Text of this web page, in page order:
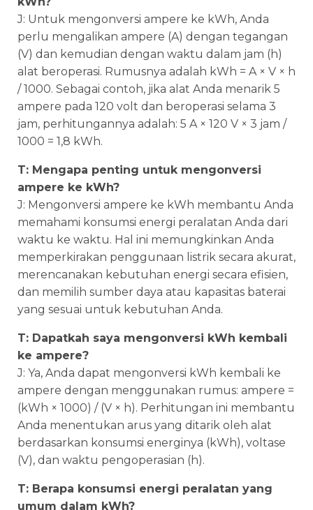
J: Untuk mengonversi ampere ke kWh, Anda
perlu mengalikan ampere (A) dengan tegangan
(V) dan kemudian dengan waktu dalam jam (h)
alat beroperasi. Rumusnya adalah kWh = A × V × h
/ 1000. Sebagai contoh, jika alat Anda menarik 5
ampere pada 120 volt dan beroperasi selama 3
jam, perhitungannya adalah: 5 A × 120 V × 3 jam /
1000 = 1,8 kWh.
T: Mengapa penting untuk mengonversi
ampere ke kWh?
J: Mengonversi ampere ke kWh membantu Anda
memahami konsumsi energi peralatan Anda dari
waktu ke waktu. Hal ini memungkinkan Anda
memperkirakan penggunaan listrik secara akurat,
merencanakan kebutuhan energi secara efisien,
dan memilih sumber daya atau kapasitas baterai
yang sesuai untuk kebutuhan Anda.
T: Dapatkah saya mengonversi kWh kembali
ke ampere?
J: Ya, Anda dapat mengonversi kWh kembali ke
ampere dengan menggunakan rumus: ampere =
(kWh × 1000) / (V × h). Perhitungan ini membantu
Anda menentukan arus yang ditarik oleh alat
berdasarkan konsumsi energinya (kWh), voltase
(V), dan waktu pengoperasian (h).
T: Berapa konsumsi energi peralatan yang
umum dalam kWh?